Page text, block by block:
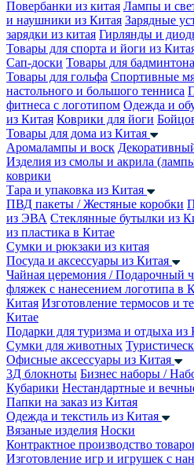
Повербанки из китая Лампы и
и наушники из Китая Зарядные
зарядки из китая Гирлянды и
Товары для спорта и йоги из
Сап-доски Товары для бадминтона
Товары для гольфа Спортивные
настольного и большого тенниса
фитнеса с логотипом Одежда и
из Китая Коврики для йоги
Товары для дома из Китая
Аромалампы и воск
Изделия из смолы и акрила
коврики
Тара и упаковка из Китая
ПВД пакеты / Жестяные коробки
из ЭВА Стеклянные бутылки из
из пластика в Китае
Сумки и рюкзаки из китая
Посуда и аксессуары из Китая
Чайная церемония / Подарочный
фляжек с нанесением логотипа в
Китая Изготовление термосов и
Китае
Подарки для туризма и отдыха из
Сумки для животных
Офисные аксессуары из Китая
3Д блокноты Бизнес наборы /
Кубарики Нестандартные и
Папки на заказ из Китая
Одежда и текстиль из Китая
Вязаные изделия Носки
Контрактное производство
Изготовление игр и игрушек с